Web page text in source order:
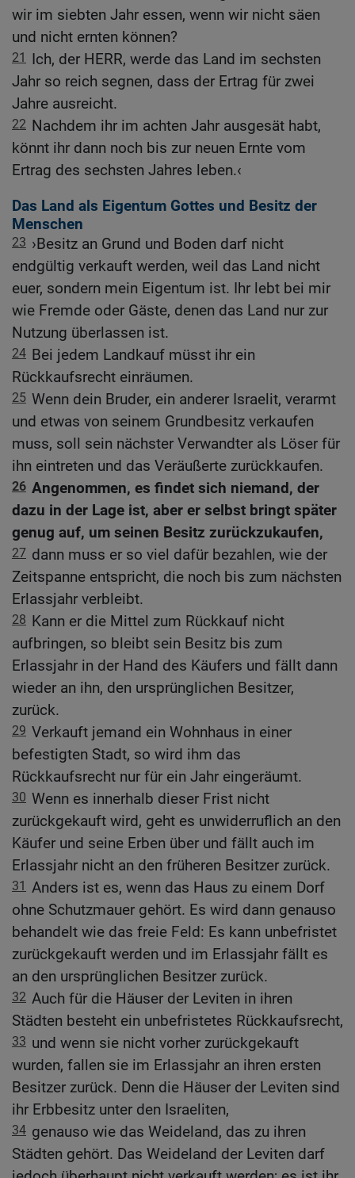
wir im siebten Jahr essen, wenn wir nicht säen
und nicht ernten können?
21
Ich, der HERR, werde das Land im sechsten
Jahr so reich segnen, dass der Ertrag für zwei
Jahre ausreicht.
22 Nachdem ihr im achten Jahr ausgesät habt,
könnt ihr dann noch bis zur neuen Ernte vom
Ertrag des sechsten Jahres leben.‹
Das Land als Eigentum Gottes und Besitz der
Menschen
23 ›Besitz an Grund und Boden darf nicht
endgültig verkauft werden, weil das Land nicht
euer, sondern mein Eigentum ist. Ihr lebt bei mir
wie Fremde oder Gäste, denen das Land nur zur
Nutzung überlassen ist.
24 Bei jedem Landkauf müsst ihr ein
Rückkaufsrecht einräumen.
25 Wenn dein Bruder, ein anderer Israelit, verarmt
und etwas von seinem Grundbesitz verkaufen
muss, soll sein nächster Verwandter als Löser für
ihn eintreten und das Veräußerte zurückkaufen.
26 Angenommen, es findet sich niemand, der
dazu in der Lage ist, aber er selbst bringt später
genug auf, um seinen Besitz zurückzukaufen,
27 dann muss er so viel dafür bezahlen, wie der
Zeitspanne entspricht, die noch bis zum nächsten
Erlassjahr verbleibt.
28 Kann er die Mittel zum Rückkauf nicht
aufbringen, so bleibt sein Besitz bis zum
Erlassjahr in der Hand des Käufers und fällt dann
wieder an ihn, den ursprünglichen Besitzer,
zurück.
29 Verkauft jemand ein Wohnhaus in einer
befestigten Stadt, so wird ihm das
Rückkaufsrecht nur für ein Jahr eingeräumt.
30 Wenn es innerhalb dieser Frist nicht
zurückgekauft wird, geht es unwiderruflich an den
Käufer und seine Erben über und fällt auch im
Erlassjahr nicht an den früheren Besitzer zurück.
31 Anders ist es, wenn das Haus zu einem Dorf
ohne Schutzmauer gehört. Es wird dann genauso
behandelt wie das freie Feld: Es kann unbefristet
zurückgekauft werden und im Erlassjahr fällt es
an den ursprünglichen Besitzer zurück.
32 Auch für die Häuser der Leviten in ihren
Städten besteht ein unbefristetes Rückkaufsrecht,
33 und wenn sie nicht vorher zurückgekauft
wurden, fallen sie im Erlassjahr an ihren ersten
Besitzer zurück. Denn die Häuser der Leviten sind
ihr Erbbesitz unter den Israeliten,
34 genauso wie das Weideland, das zu ihren
Städten gehört. Das Weideland der Leviten darf